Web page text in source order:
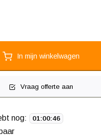
In mijn winkelwagen
Vraag offerte aan
nog: 01:00:45